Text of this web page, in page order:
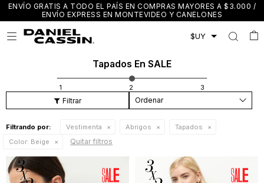
ENVÍO GRATIS A TODO EL PAÍS EN COMPRAS MAYORES A $3.000 /
ENVÍO EXPRESS EN MONTEVIDEO Y CANELONES

Tapados En SALE
Recomendados
Filtrando por: Vestimenta Abrigos
Tapados
Color: Beige Quitar filtros